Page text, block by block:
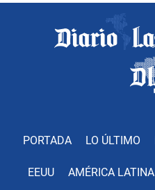
PORTADA LO ÚLTIMO
EEUU AMÉRICA LATINA